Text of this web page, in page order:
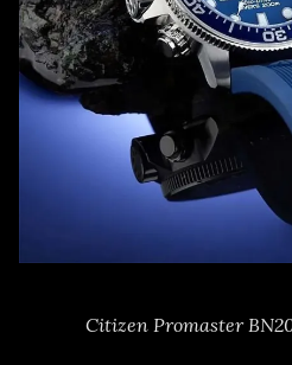
Citizen Promaster